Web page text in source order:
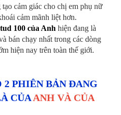
cảm giác cho chị em phụ nữ
cảm mãnh liệt hơn.
100 của Anh hiện đang là
bán chạy nhất trong các dòng
hiện nay trên toàn thế giới.
2 PHIÊN BẢN ĐANG
CỦAANH VÀ CỦA